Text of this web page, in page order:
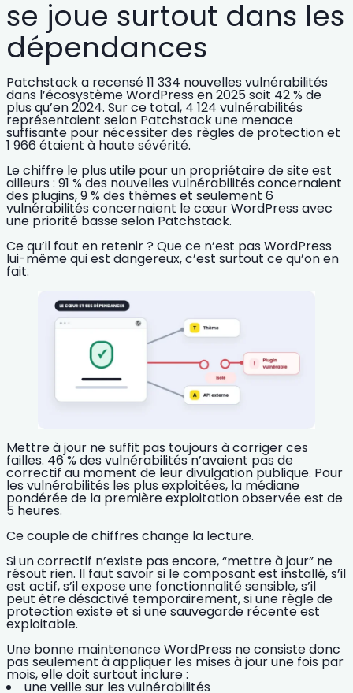
se joue surtout dans les
dépendances
Patchstack a recensé11 334 nouvelles vulnérabilités
dans l’écosystème WordPress en 2025 soit 42 % de
plus qu’en 2024. Sur ce total, 4 124 vulnérabilités
représentaient selon Patchstack une menace
suffisante pour nécessiter des règles de protection et
1 966 étaient à haute sévérité.
Le chiffre le plus utile pour un propriétaire de site est
ailleurs : 91 % des nouvelles vulnérabilités concernaient
des plugins,9 % des thèmes et seulement 6
vulnérabilités concernaient le cœur WordPress avec
une priorité basse selon Patchstack.
Ce qu’il faut en retenir ? Que ce n’est pas WordPress
lui-même qui est dangereux, c’est surtout ce qu’on en
fait.
Mettre à jour ne suffit pas toujours à corriger ces
failles. 46 % des vulnérabilitésn’avaient pas de
correctif au moment de leur divulgation publique. Pour
les vulnérabilités les plus exploitées, la médiane
pondérée de la première exploitation observée est de
5 heures.
Ce couple de chiffres change la lecture.
Si un correctif n’existe pas encore, “mettre à jour” ne
résout rien. Il faut savoir si le composant est installé, s’il
est actif, s’il expose une fonctionnalité sensible, s’il
peut être désactivé temporairement, si une règle de
protection existe et si une sauvegarde récente est
exploitable.
Une bonne maintenance WordPress ne consiste donc
pas seulement à appliquer les mises à jour une fois par
mois, elle doit surtout inclure :
une veille sur les vulnérabilités